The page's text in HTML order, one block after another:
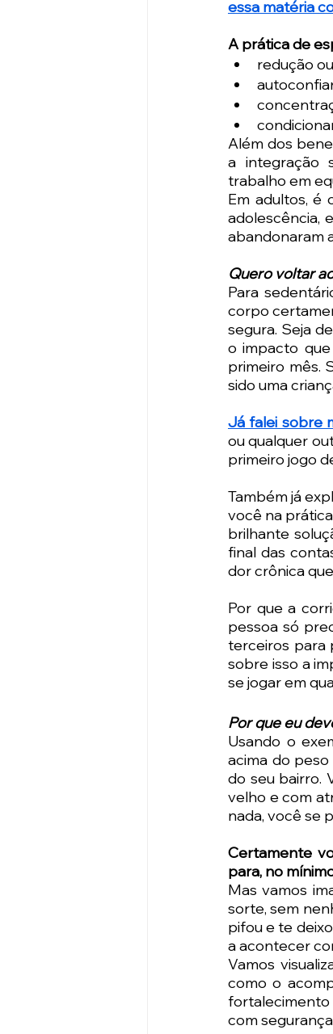
essa matéria
A prática de
redução
Além dos
a integração
trabalho em
Em adultos, é
adolescência,
abandonaram
Quero voltar
Para
corpo
segura. Seja
o impacto
primeiro mês.
sido uma
Já falei sobre
ou qualquer
primeiro jogo
Também já
você na
brilhante
final das
dor crônica
Por que a
pessoa só
terceiros para
sobre isso a
se jogar em
Por que eu
Usando o
acima do
do seu bairro.
velho e com
nada, você se
Certamente
para, no
Mas vamos
sorte, sem
pifou e te
a acontecer
Vamos
como o
fortalecimento
com